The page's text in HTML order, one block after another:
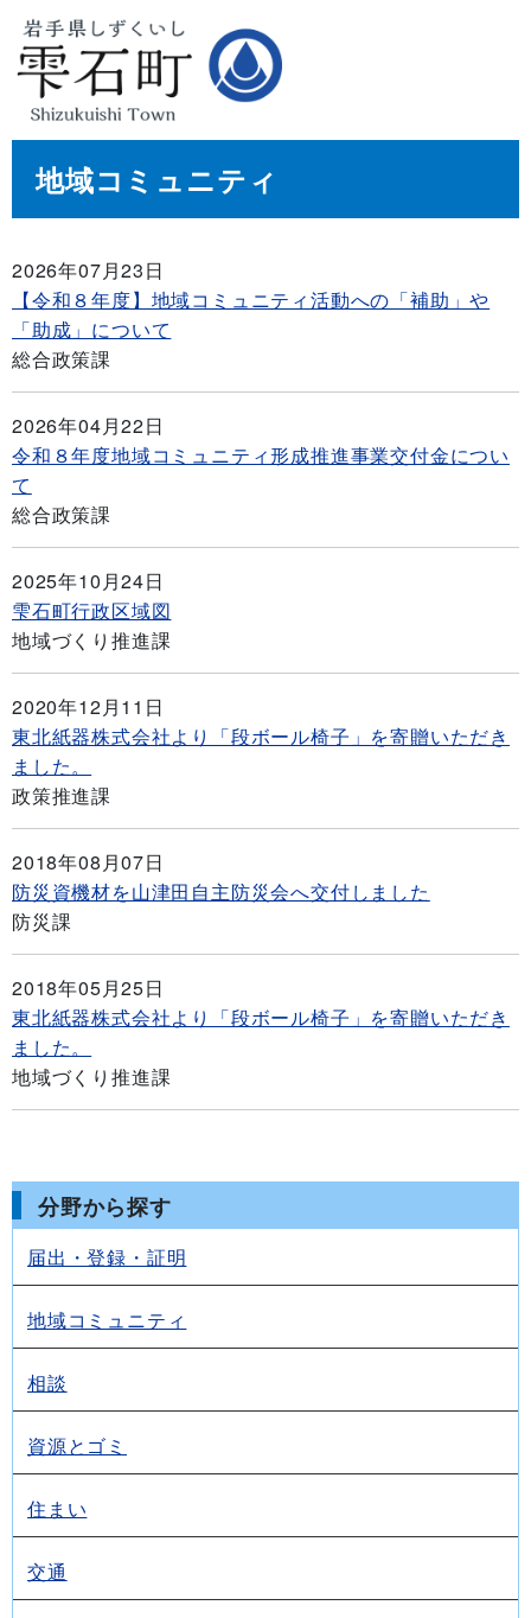
地域コミュニティ
2026年07月23日
【令和８年度】地域コミュニティ活動への「補助」や
「助成」について
総合政策課
2026年04月22日
令和８年度地域コミュニティ形成推進事業交付金につい
て
総合政策課
2025年10月24日
雫石町行政区域図
地域づくり推進課
2020年12月11日
東北紙器株式会社より「段ボール椅子」を寄贈いただき
ました。
政策推進課
2018年08月07日
防災資機材を山津田自主防災会へ交付しました
防災課
2018年05月25日
東北紙器株式会社より「段ボール椅子」を寄贈いただき
ました。
地域づくり推進課
分野から探す
届出・登録・証明
地域コミュニティ
相談
資源とゴミ
住まい
交通